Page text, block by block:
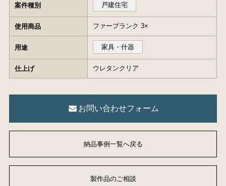
案件種別 戸建住宅
使用商品 ファープランク 3×
用途 家具・什器
仕上げ ウレタンクリア
お問い合わせフォーム
納品事例一覧へ戻る
製作品のご相談